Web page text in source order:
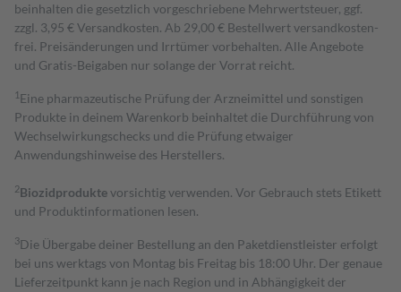
beinhalten die gesetzlich vorgeschriebene Mehrwertsteuer, ggf.
zzgl. 3,95 € Versandkosten. Ab 29,00 € Bestell­wert versand­kosten­
frei. Preisänderungen und Irrtümer vorbehalten. Alle Angebote
und Gratis-Beigaben nur solange der Vorrat reicht.
1 Eine pharmazeutische Prüfung der Arzneimittel und sonstigen
Produkte in deinem Warenkorb beinhaltet die Durchführung von
Wechselwirkungschecks und die Prüfung etwaiger
Anwendungshinweise des Herstellers.
2Biozidproduktevorsichtig verwenden. Vor Gebrauch stets Etikett
und Produktinformationen lesen.
3Die Übergabe deiner Bestellung an den Paketdienstleister erfolgt
bei uns werktags von Montag bis Freitag bis 18:00 Uhr. Der genaue
Lieferzeitpunkt kann je nach Region und in Abhängigkeit der